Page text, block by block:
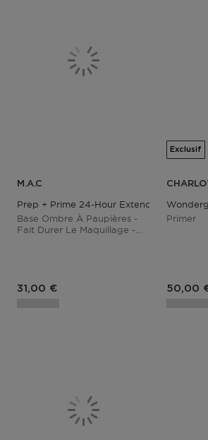
M.A.C
Prep + Prime 24-Hour Extend Eye Base
Base Ombre À Paupières -
Fait Durer Le Maquillage -
31,00 €
Exclusif
Primer
50,00